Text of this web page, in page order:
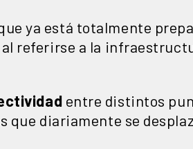
ya está totalmente
referirse a la
entre distintos
que diariamente se